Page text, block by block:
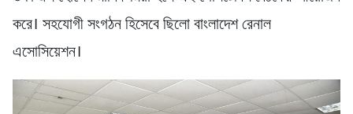
করে। সহযোগী সংগঠন হিসেবে ছিলো বাংলাদেশ রেনাল
এসোসিয়েশন।